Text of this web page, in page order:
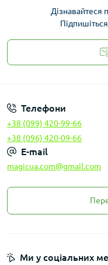
Дізнавайтеся
Телефони
+38 (099) 420-99-66
+38 (096) 420-09-66
E-mail
magicua.com@gmail.com
Ми у соціальних